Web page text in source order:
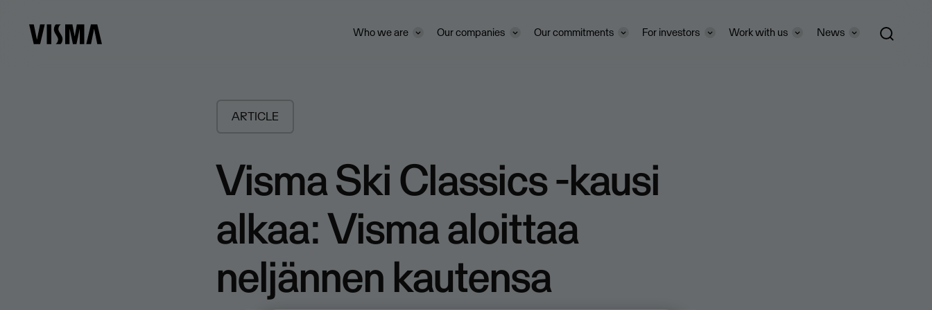
Who we are Our companies Our commitments For investors Work with us News
ARTICLE
​Visma Ski Classics -kausi
alkaa: Visma aloittaa
neljännen kautensa